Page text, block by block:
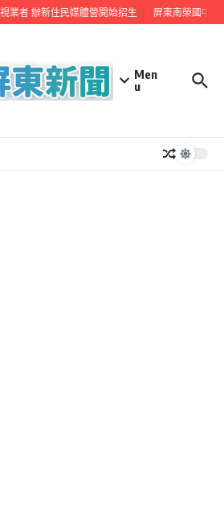
業者 辦新住民媒體營開始招生 屏東南榮國中赴
Men
u